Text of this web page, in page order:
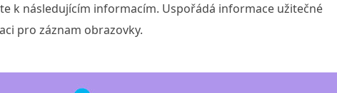
k následujícím informacím. Uspořádá informace užitečné
pro záznam obrazovky.